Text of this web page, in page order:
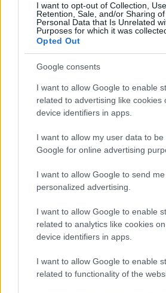
I want to opt-out of Collection, Use,
Retention, Sale, and/or Sharing
Personal Data that Is Unrelated
Purposes for which it was
Opted Out
Google consents
I want to allow Google to enable
related to advertising like cookies
device identifiers in apps.
I want to allow my user data to be
Google for online advertising
I want to allow Google to send me
personalized advertising.
I want to allow Google to enable
related to analytics like cookies
device identifiers in apps.
I want to allow Google to enable
related to functionality of the
CSI Bergamo: Tra Corsi, Eventi e
Personali
Francesca Lombardi · 29 Lug 2026
NEWS